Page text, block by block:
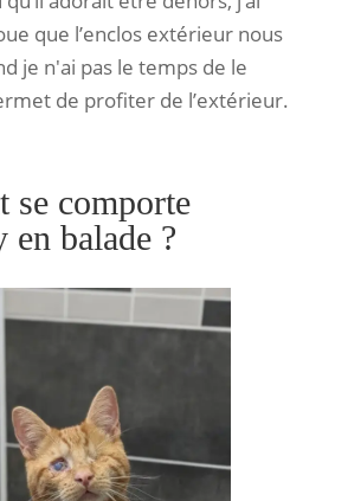
que l’enclos extérieur nous
je n'ai pas le temps de le
de profiter de l’extérieur.
se comporte
en balade ?